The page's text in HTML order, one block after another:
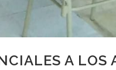
A LOS